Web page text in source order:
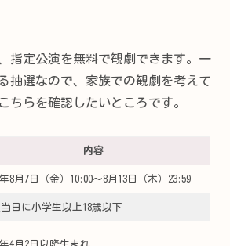
指定公演を無料で観劇できます。一
抽選なので、家族での観劇を考えて
ちらを確認したいところです。
内容
年8月7日（金）10:00～8月13日（木）23:59
日に小学生以上18歳以下
年4月2日以降生まれ